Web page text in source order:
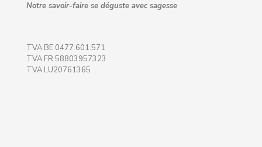
Notre savoir-faire se déguste avec sagesse
TVA BE 0477.601.571
TVA FR 58803957323
TVA LU20761365